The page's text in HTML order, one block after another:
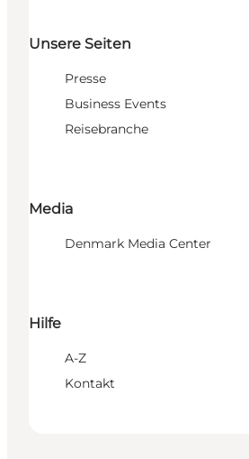
Unsere Seiten
Presse
Business Events
Reisebranche
Media
Denmark Media Center
Hilfe
A-Z
Kontakt